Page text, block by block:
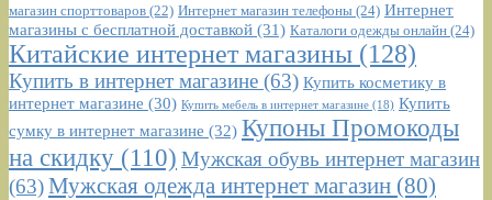
магазин спорттоваров (22) Интернет магазин телефоны (24) Интернет
магазины с бесплатной доставкой (31) Каталоги одежды онлайн (24)
Китайские интернет магазины (128)
Купить в интернет магазине (63) Купить косметику в
интернет магазине (30) Купить мебель в интернет магазине (18) Купить
сумку в интернет магазине (32) Купоны Промокоды
на скидку (110) Мужская обувь интернет магазин
(63)Мужская одежда интернет магазин (80)